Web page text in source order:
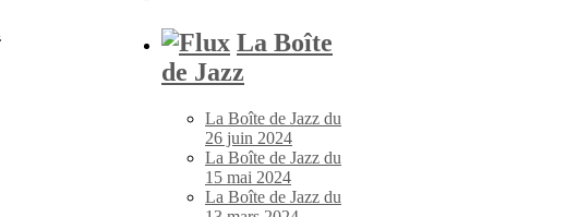
La Boîte
de Jazz
La Boîte de Jazz du
26 juin 2024
La Boîte de Jazz du
15 mai 2024
La Boîte de Jazz du